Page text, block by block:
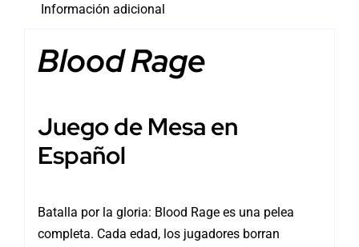
Información adicional
Blood Rage
Juego de Mesa en
Español
Batalla por la gloria: Blood Rage es una pelea
completa. Cada edad, los jugadores borran